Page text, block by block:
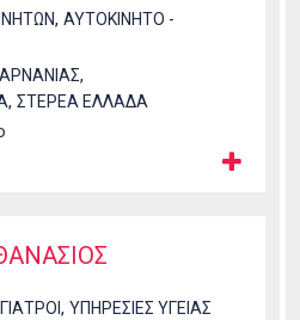
, ΑΥΤΟΚΙΝΗΤΟ -
,
, ΣΤΕΡΕΑ ΕΛΛΑΔΑ
ΓΙΑΤΡΟΙ , ΥΠΗΡΕΣΙΕΣ ΥΓΕΙΑΣ